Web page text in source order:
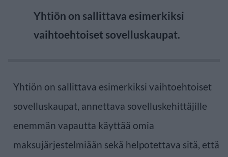
Yhtiön on sallittava esimerkiksi
vaihtoehtoiset sovelluskaupat.
Yhtiön on sallittava esimerkiksi vaihtoehtoiset
sovelluskaupat, annettava sovelluskehittäjille
enemmän vapautta käyttää omia
maksujärjestelmiään sekä helpotettava sitä, että